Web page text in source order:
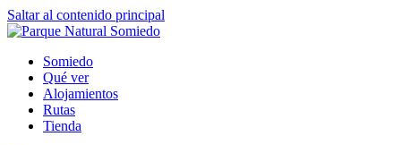
Saltar al contenido principal
Somiedo
Qué ver
Alojamientos
Rutas
Tienda